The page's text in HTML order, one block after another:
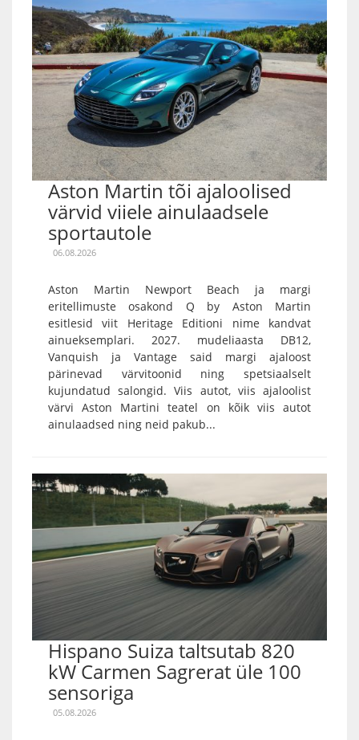
Aston Martin tõi ajaloolised
värvid viiele ainulaadsele
sportautole
06.08.2026
Aston Martin Newport Beach ja margi
eritellimuste osakond Q by Aston Martin
esitlesid viit Heritage Editioni nime kandvat
ainueksemplari. 2027. mudeliaasta DB12,
Vanquish ja Vantage said margi ajaloost
pärinevad värvitoonid ning spetsiaalselt
kujundatud salongid. Viis autot, viis ajaloolist
värvi Aston Martini teatel on kõik viis autot
ainulaadsed ning neid pakub...
Hispano Suiza taltsutab 820
kW Carmen Sagrerat üle 100
sensoriga
05.08.2026